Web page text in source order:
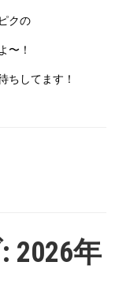
2026年
クの
〜！
ちしてます！